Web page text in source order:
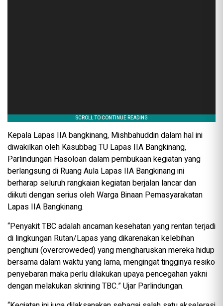
Kepala Lapas IIA bangkinang, Mishbahuddin dalam hal ini
diwakilkan oleh Kasubbag TU Lapas IIA Bangkinang,
Parlindungan Hasoloan dalam pembukaan kegiatan yang
berlangsung di Ruang Aula Lapas IIA Bangkinang ini
berharap seluruh rangkaian kegiatan berjalan lancar dan
diikuti dengan serius oleh Warga Binaan Pemasyarakatan
Lapas IIA Bangkinang.
“Penyakit TBC adalah ancaman kesehatan yang rentan terjadi
di lingkungan Rutan/Lapas yang dikarenakan kelebihan
penghuni (overcroweded) yang mengharuskan mereka hidup
bersama dalam waktu yang lama, mengingat tingginya resiko
penyebaran maka perlu dilakukan upaya pencegahan yakni
dengan melakukan skrining TBC.” Ujar Parlindungan.